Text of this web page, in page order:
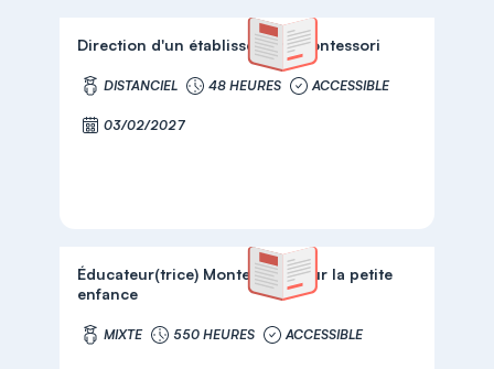
Direction d'un établissement Montessori
DISTANCIEL 48 HEURES ACCESSIBLE
03/02/2027
Éducateur(trice) Montessori pour la petite
enfance
MIXTE 550 HEURES ACCESSIBLE